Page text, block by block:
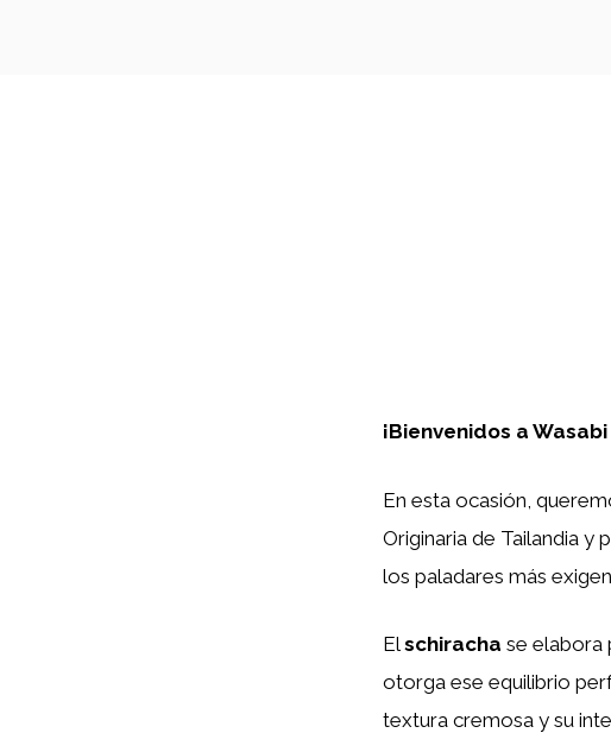
¡Bienvenidos a
En esta ocasión,
Originaria de Tailandia y
los paladares más
Elschiracha se elabora
otorga ese equilibrio
textura cremosa y su